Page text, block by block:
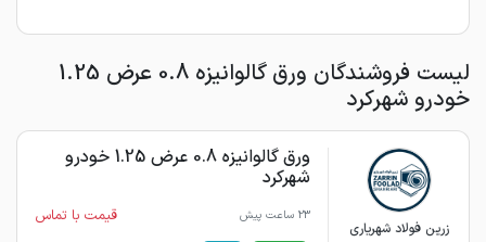
لیست فروشندگان ورق گالوانیزه 0.8 عرض 1.25
خودرو شهرکرد
زرین فولاد شهریاری
ورق گالوانیزه 0.8 عرض 1.25 خودرو
شهرکرد
23 ساعت پیش قیمت با تماس